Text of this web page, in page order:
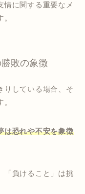
情に関する重要なメ
敗の象徴
りしている場合、そ
は恐れや不安を象徴
「負けること」は挑